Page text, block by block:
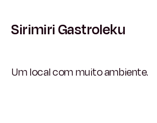
Sirimiri Gastroleku
Um local com muito ambiente.